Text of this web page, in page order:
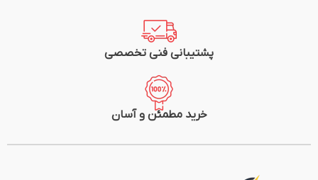
پشتیبانی فنی تخصصی
خرید مطمئن و آسان